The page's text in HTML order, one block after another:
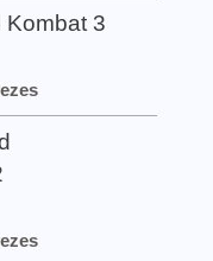
Kombat 3